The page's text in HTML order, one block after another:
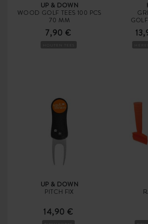
UP & DOWN
WOOD GOLF TEES 100 PCS
70 MM
7,90 €
UP & DOWN
PITCH FIX
14,90 €